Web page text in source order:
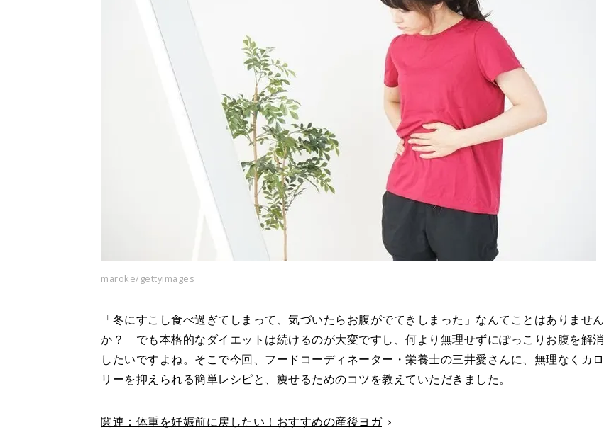
maroke/gettyimages
「冬にすこし食べ過ぎてしまって、気づいたらお腹がでてきしまった」なんてことはありません
か？ でも本格的なダイエットは続けるのが大変ですし、何より無理せずにぽっこりお腹を解消
したいですよね。そこで今回、フードコーディネーター・栄養士の三井愛さんに、無理なくカロ
リーを抑えられる簡単レシピと、痩せるためのコツを教えていただきました。
関連：体重を妊娠前に戻したい！おすすめの産後ヨガ